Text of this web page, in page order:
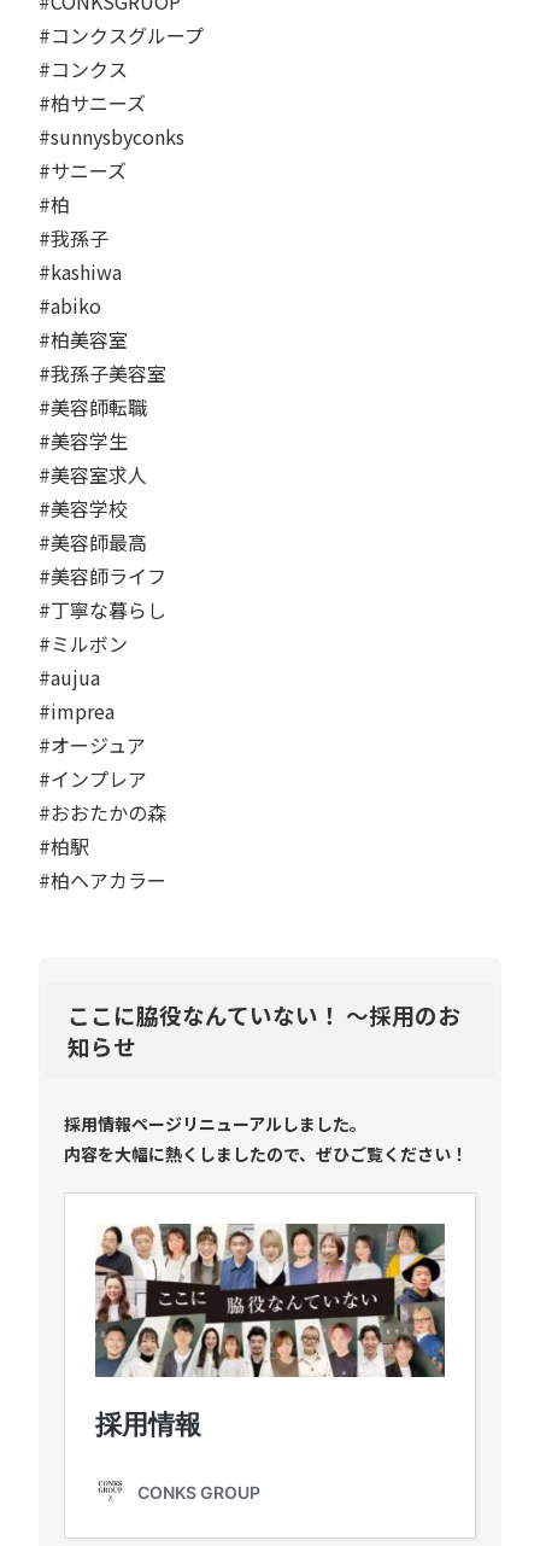
#コンクスグループ
#コンクス ⁡⁡⁡
#柏サニーズ ⁡⁡⁡
#sunnysbyconks ⁡⁡⁡
#サニーズ ⁡⁡⁡
#柏⁡⁡⁡
#我孫子 ⁡⁡⁡
#kashiwa ⁡⁡⁡
#abiko ⁡⁡⁡
#柏美容室 ⁡⁡⁡
#我孫子美容室 ⁡⁡⁡
#美容師転職 ⁡⁡⁡
#美容学生 ⁡⁡⁡
#美容室求人 ⁡⁡⁡
#美容学校 ⁡⁡⁡
#美容師最高 ⁡⁡⁡
#美容師ライフ ⁡⁡⁡
#丁寧な暮らし ⁡⁡⁡
#ミルボン
#aujua ⁡⁡⁡
#imprea ⁡⁡⁡
#オージュア
#インプレア
#おおたかの森 ⁡⁡⁡
#柏駅
#柏ヘアカラー
ここに脇役なんていない！ ～採用のお
知らせ
採用情報ページリニューアルしました。
内容を大幅に熱くしましたので、ぜひご覧ください！